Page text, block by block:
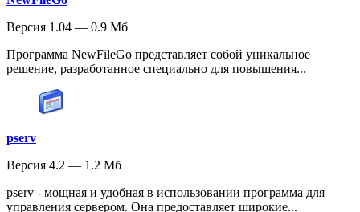
Версия 1.04 — 0.9 Мб
Программа NewFileGo представляет собой уникальное
решение, разработанное специально для повышения...
pserv
Версия 4.2 — 1.2 Мб
pserv - мощная и удобная в использовании программа для
управления сервером. Она предоставляет широкие...